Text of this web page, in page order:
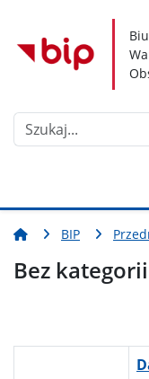
Szukaj
BIP
Bez kategorii